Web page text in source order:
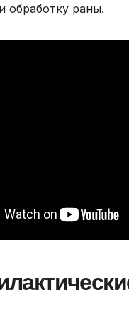
обработку раны.